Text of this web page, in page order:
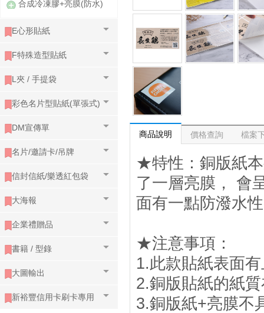
合成冷凍膠+亮膜(防水)
E心形貼紙
F特殊造型貼紙
L夾 / 手提袋
彩色名片型貼紙(單張式)
DM宣傳單
名片/邀請卡/吊牌
信封信紙/樂透紅包袋
大海報
企業禮贈品
書籍 / 型錄
大圖輸出
新裕豐信用卡刷卡專用
商品說明 價格查詢 檔案
★特性：銅版紙
了一層亮膜， 會
面有一點防潑水
★注意事項：
1.此款貼紙表面
2.銅版貼紙的紙
3.銅版紙+亮膜不